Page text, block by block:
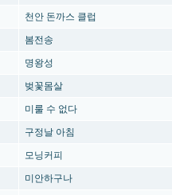
천안 돈까스 클럽
봄전송
명왕성
벚꽃몸살
미룰 수 없다
구정날 아침
모닝커피
미안하구나